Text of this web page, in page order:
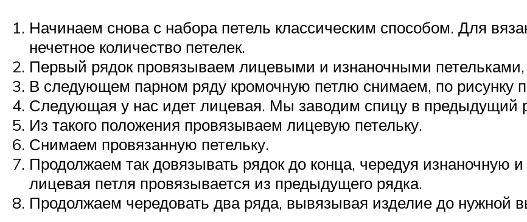
Начинаем снова с набора петель классическим способом. Для
нечетное количество петелек.
Первый рядок провязываем лицевыми и изнаночными петельками,
В следующем парном ряду кромочную петлю снимаем, по рисунку
Следующая у нас идет лицевая. Мы заводим спицу в предыдущий
Из такого положения провязываем лицевую петельку.
Снимаем провязанную петельку.
Продолжаем так довязывать рядок до конца, чередуя изнаночную
лицевая петля провязывается из предыдущего рядка.
Продолжаем чередовать два ряда, вывязывая изделие до нужной